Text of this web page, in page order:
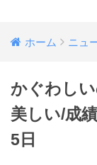
ホーム ニュ
かぐわし
美しい/成
5日